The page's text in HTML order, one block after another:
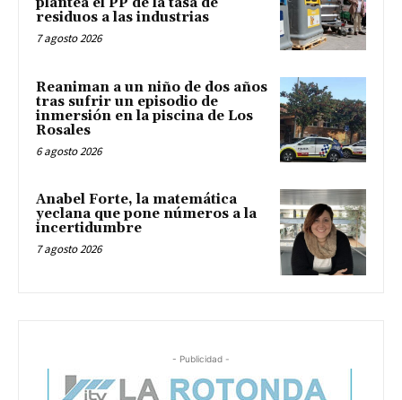
residuos a las industrias
7 agosto 2026
Reaniman a un niño de dos años
tras sufrir un episodio de
inmersión en la piscina de Los
Rosales
6 agosto 2026
Anabel Forte, la matemática
yeclana que pone números a la
incertidumbre
7 agosto 2026
- Publicidad -